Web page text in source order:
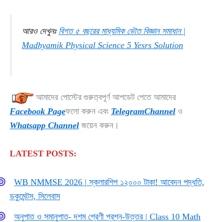
আরও দেখুনঃ বিগত ৫ বছরের মাধ্যমিক ভৌত বিজ্ঞান সমাধান |
Madhyamik Physical Science 5 Yesrs Solution
আমাদের পোস্টের গুরুত্বপূর্ণ আপডেট পেতে আমাদের
Facebook Pageফলো করুন এবং TelegramChannel ও
Whatsapp Channel জয়েন করুন।
LATEST POSTS:
WB NMMSE 2026 | স্কলারশিপ ১২০০০ টাকা! আবেদন পদ্ধতি,
ডকুমেন্টস, সিলেবাস
অনুপাত ও সমানুপাত- দশম শ্রেণী প্রশ্ন-উত্তর | Class 10 Math